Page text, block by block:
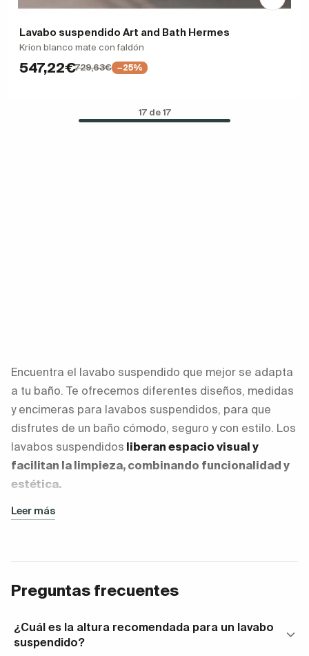
Lavabo suspendido Art and Bath Hermes
Krion blanco mate con faldón
547,22€729,63€ −25%
17 de 17
Encuentra el lavabo suspendido que mejor se adapta
a tu baño. Te ofrecemos diferentes diseños, medidas
y encimeras para lavabos suspendidos, para que
disfrutes de un baño cómodo, seguro y con estilo. Los
lavabos suspendidos liberan espacio visual y
facilitan la limpieza, combinando funcionalidad y
estética.
Tipos de lavabos suspendidos según
mueble
recomendado
Suspendido modernos y
Facilita limpieza,
Leer más
Preguntas frecuentes
¿Cuál es la altura recomendada para un lavabo
suspendido?